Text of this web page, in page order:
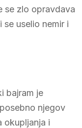
se zlo opravdava
se uselio nemir i
bajram je
njegov
okupljanja i